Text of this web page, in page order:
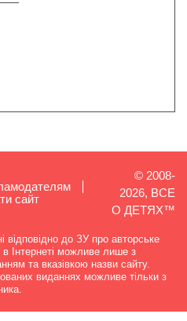
сайт
© 2008-
2026, ВСЕ
О ДЕТЯХ™
відповідно до ЗУ про авторське
в Інтернеті можливе лише з
та вказівкою назви сайту.
виданнях можливе тільки з